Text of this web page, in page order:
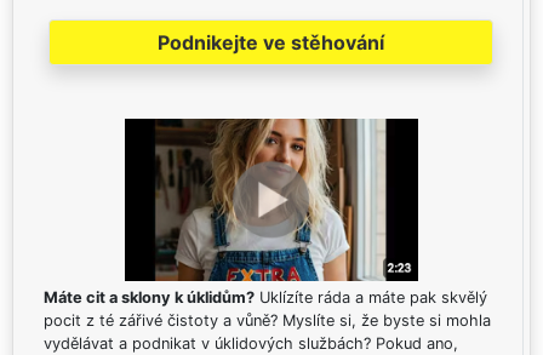
Podnikejte ve stěhování
Máte cit a sklony k úklidům? Uklízíte ráda a máte pak skvělý
pocit z té zářivé čistoty a vůně? Myslíte si, že byste si mohla
vydělávat a podnikat v úklidových službách? Pokud ano,